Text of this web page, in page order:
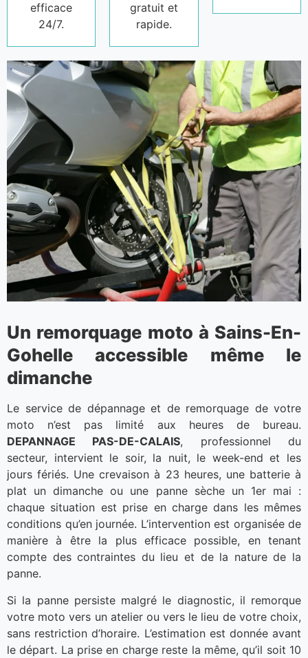
efficace
24/7.
gratuit et
rapide.
Un remorquage moto à Sains-En-
Gohelle accessible même le
dimanche
Le service de dépannage et de remorquage de votre
moto n’est pas limité aux heures de bureau.
DEPANNAGE PAS-DE-CALAIS, professionnel du
secteur, intervient le soir, la nuit, le week-end et les
jours fériés. Une crevaison à 23 heures, une batterie à
plat un dimanche ou une panne sèche un 1er mai :
chaque situation est prise en charge dans les mêmes
conditions qu’en journée. L’intervention est organisée de
manière à être la plus efficace possible, en tenant
compte des contraintes du lieu et de la nature de la
panne.
Si la panne persiste malgré le diagnostic, il remorque
votre moto vers un atelier ou vers le lieu de votre choix,
sans restriction d’horaire. L’estimation est donnée avant
le départ. La prise en charge reste la même, qu’il soit 10